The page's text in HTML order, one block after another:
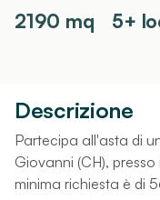
2190 mq
5+
Descrizione
Partecipa all'asta di
Giovanni (CH),
minima richiesta è di